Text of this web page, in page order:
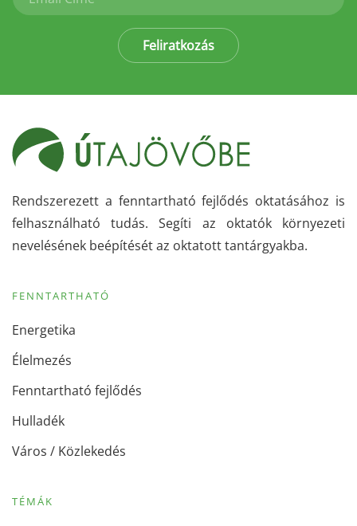
Feliratkozás
Rendszerezett a fenntartható fejlődés oktatásához is
felhasználható tudás. Segíti az oktatók környezeti
nevelésének beépítését az oktatott tantárgyakba.
FENNTARTHATÓ
Energetika
Élelmezés
Fenntartható fejlődés
Hulladék
Város / Közlekedés
TÉMÁK